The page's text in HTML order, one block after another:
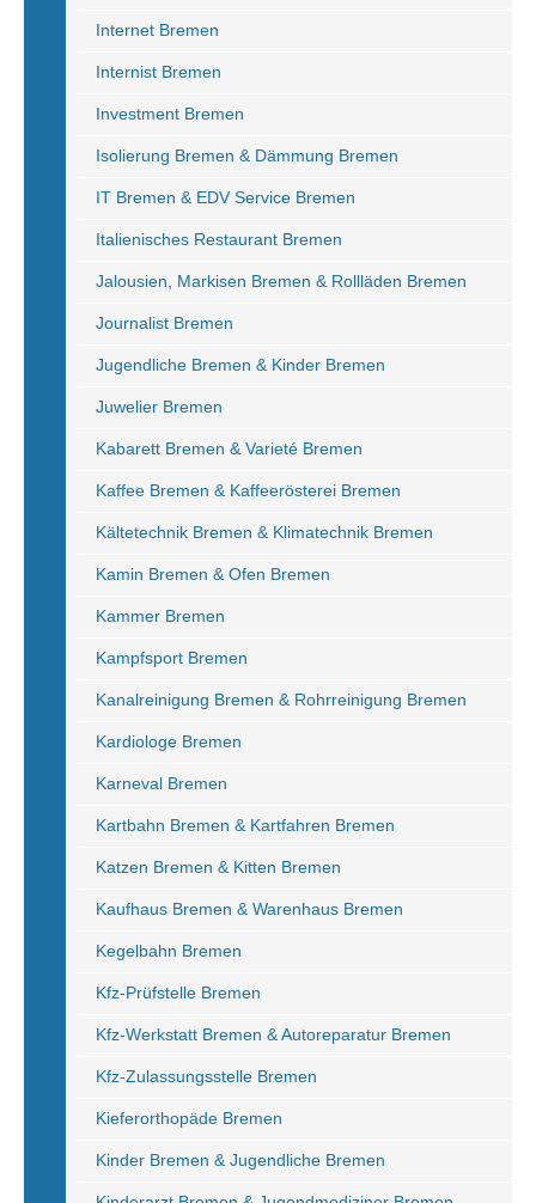
Internet Bremen
Internist Bremen
Investment Bremen
Isolierung Bremen & Dämmung Bremen
IT Bremen & EDV Service Bremen
Italienisches Restaurant Bremen
Jalousien, Markisen Bremen & Rollläden Bremen
Journalist Bremen
Jugendliche Bremen & Kinder Bremen
Juwelier Bremen
Kabarett Bremen & Varieté Bremen
Kaffee Bremen & Kaffeerösterei Bremen
Kältetechnik Bremen & Klimatechnik Bremen
Kamin Bremen & Ofen Bremen
Kammer Bremen
Kampfsport Bremen
Kanalreinigung Bremen & Rohrreinigung Bremen
Kardiologe Bremen
Karneval Bremen
Kartbahn Bremen & Kartfahren Bremen
Katzen Bremen & Kitten Bremen
Kaufhaus Bremen & Warenhaus Bremen
Kegelbahn Bremen
Kfz-Prüfstelle Bremen
Kfz-Werkstatt Bremen & Autoreparatur Bremen
Kfz-Zulassungsstelle Bremen
Kieferorthopäde Bremen
Kinder Bremen & Jugendliche Bremen